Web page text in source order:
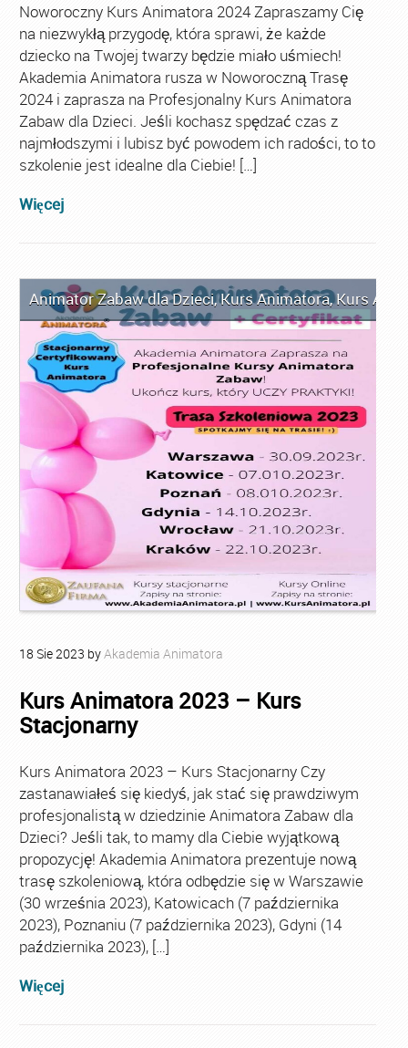
Noworoczny Kurs Animatora 2024 Zapraszamy Cię
na niezwykłą przygodę, która sprawi, że każde
dziecko na Twojej twarzy będzie miało uśmiech!
Akademia Animatora rusza w Noworoczną Trasę
2024 i zaprasza na Profesjonalny Kurs Animatora
Zabaw dla Dzieci. Jeśli kochasz spędzać czas z
najmłodszymi i lubisz być powodem ich radości, to to
szkolenie jest idealne dla Ciebie! […]
Więcej
Animator Zabaw dla Dzieci,Kurs Animatora,Kurs
18 Sie2023 byAkademia Animatora
Kurs Animatora 2023 – Kurs
Stacjonarny
Kurs Animatora 2023 – Kurs Stacjonarny Czy
zastanawiałeś się kiedyś, jak stać się prawdziwym
profesjonalistą w dziedzinie Animatora Zabaw dla
Dzieci? Jeśli tak, to mamy dla Ciebie wyjątkową
propozycję! Akademia Animatora prezentuje nową
trasę szkoleniową, która odbędzie się w Warszawie
(30 września 2023), Katowicach (7 października
2023), Poznaniu (7 października 2023), Gdyni (14
października 2023), […]
Więcej